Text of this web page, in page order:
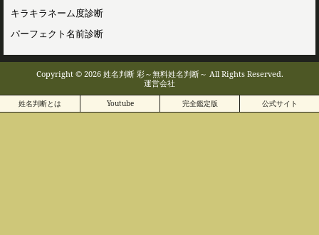
キラキラネーム度診断
パーフェクト名前診断
Copyright © 2026 姓名判断 彩～無料姓名判断～ All Rights Reserved.
運営会社
姓名判断とは Youtube 完全鑑定版 公式サイト